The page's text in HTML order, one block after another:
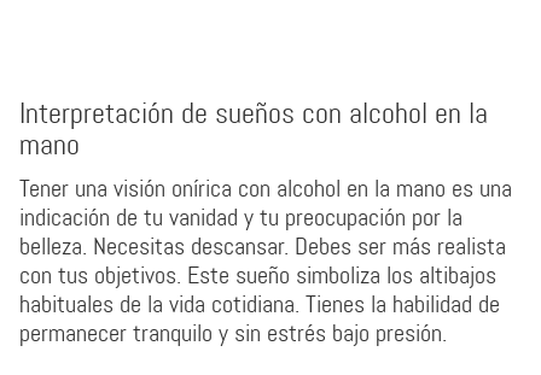
Interpretación de sueños con alcohol en la
mano
Tener una visión onírica con alcohol en la mano es una
indicación de tu vanidad y tu preocupación por la
belleza. Necesitas descansar. Debes ser más realista
con tus objetivos. Este sueño simboliza los altibajos
habituales de la vida cotidiana. Tienes la habilidad de
permanecer tranquilo y sin estrés bajo presión.